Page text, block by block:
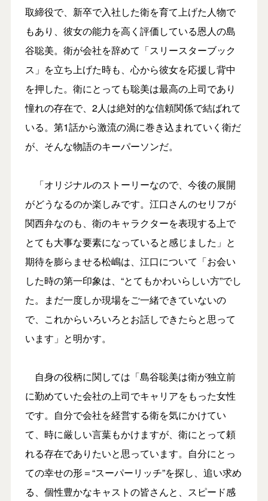
取締役で、新卒で入社した衛を育て上げた人物で
もあり、彼女の能力を高く評価している恩人の島
谷聡美。衛が会社を辞めて「スリースターブック
ス」を立ち上げた時も、心から彼女を応援し背中
を押した。衛にとっても聡美は最高の上司であり
憧れの存在で、2人は絶対的な信頼関係で結ばれて
いる。第1話から激流の渦に巻き込まれていく衛だ
が、そんな物語のキーパーソンだ。
「オリジナルのストーリーなので、今後の展開
がどうなるのか楽しみです。江口さんのセリフが
関西弁なのも、衛のキャラクターを表現する上で
とても大事な要素になっていると感じました」と
期待を膨らませる松嶋は、江口について「お会い
した時の第一印象は、“とてもかわいらしい方”でし
た。まだ一度しか現場をご一緒できていないの
で、これからいろいろとお話しできたらと思って
います」と明かす。
自身の役柄に関しては「島谷聡美は衛が独立前
に勤めていた会社の上司でキャリアをもった女性
です。自分で会社を経営する衛を気にかけてい
て、時に厳しい言葉もかけますが、衛にとって頼
れる存在でありたいと思っています。自分にとっ
ての幸せの形＝“スーパーリッチ”を探し、追い求め
る、個性豊かなキャストの皆さんと、スピード感